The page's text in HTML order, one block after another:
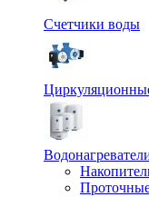
Счетчики воды